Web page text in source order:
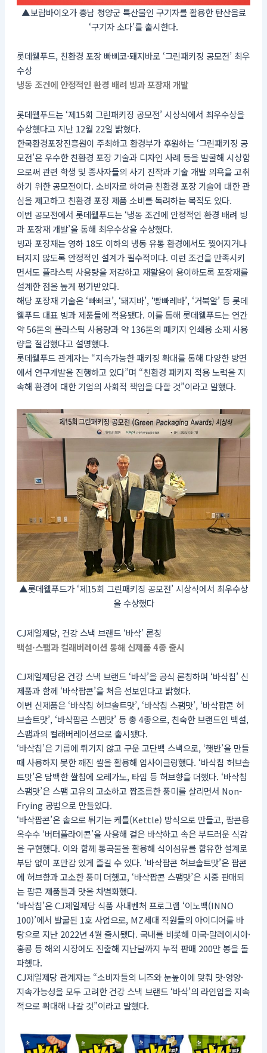
▲보람바이오가 충남 청양군 특산물인 구기자를 활용한 탄산음료
‘구기자 소다’를 출시한다.
롯데웰푸드, 친환경 포장 빠삐코·돼지바로 ‘그린패키징 공모전’ 최우
수상
냉동 조건에 안정적인 환경 배려 빙과 포장재 개발
롯데웰푸드는 ‘제15회 그린패키징 공모전’ 시상식에서 최우수상을
수상했다고 지난 12월 22일 밝혔다.
한국환경포장진흥원이 주최하고 환경부가 후원하는 ‘그린패키징 공
모전’은 우수한 친환경 포장 기술과 디자인 사례 등을 발굴해 시상함
으로써 관련 학생 및 종사자들의 사기 진작과 기술 개발 의욕을 고취
하기 위한 공모전이다. 소비자로 하여금 친환경 포장 기술에 대한 관
심을 제고하고 친환경 포장 제품 소비를 독려하는 목적도 있다.
이번 공모전에서 롯데웰푸드는 ‘냉동 조건에 안정적인 환경 배려 빙
과 포장재 개발’을 통해 최우수상을 수상했다.
빙과 포장재는 영하 18도 이하의 냉동 유통 환경에서도 찢어지거나
터지지 않도록 안정적인 설계가 필수적이다. 이런 조건을 만족시키
면서도 플라스틱 사용량을 저감하고 재활용이 용이하도록 포장재를
설계한 점을 높게 평가받았다.
해당 포장재 기술은 ‘빠삐코’, ‘돼지바’, ‘빵빠레바’, ‘거북알’ 등 롯데
웰푸드 대표 빙과 제품들에 적용됐다. 이를 통해 롯데웰푸드는 연간
약 56톤의 플라스틱 사용량과 약 136톤의 패키지 인쇄용 소재 사용
량을 절감했다고 설명했다.
롯데웰푸드 관계자는 “지속가능한 패키징 확대를 통해 다양한 방면
에서 연구개발을 진행하고 있다”며 “친환경 패키지 적용 노력을 지
속해 환경에 대한 기업의 사회적 책임을 다할 것”이라고 말했다.
▲롯데웰푸드가 ‘제15회 그린패키징 공모전’ 시상식에서 최우수상
을 수상했다
CJ제일제당, 건강 스낵 브랜드 ‘바삭’ 론칭
백설·스팸과 컬래버레이션 통해 신제품 4종 출시
CJ제일제당은 건강 스낵 브랜드 ‘바삭’을 공식 론칭하며 ‘바삭칩’ 신
제품과 함께 ‘바삭팝콘’을 처음 선보인다고 밝혔다.
이번 신제품은 ‘바삭칩 허브솔트맛’, ‘바삭칩 스팸맛’, ‘바삭팝콘 허
브솔트맛’, ‘바삭팝콘 스팸맛’ 등 총 4종으로, 친숙한 브랜드인 백설,
스팸과의 컬래버레이션으로 출시됐다.
‘바삭칩’은 기름에 튀기지 않고 구운 고단백 스낵으로, ‘햇반’을 만들
때 사용하지 못한 깨진 쌀을 활용해 업사이클링했다. ‘바삭칩 허브솔
트맛’은 담백한 쌀칩에 오레가노, 타임 등 허브향을 더했다. ‘바삭칩
스팸맛’은 스팸 고유의 고소하고 짭조름한 풍미를 살리면서 Non-
Frying 공법으로 만들었다.
‘바삭팝콘’은 솥으로 튀기는 케틀(Kettle) 방식으로 만들고, 팝콘용
옥수수 ‘버터플라이콘’을 사용해 겉은 바삭하고 속은 부드러운 식감
을 구현했다. 이와 함께 통곡물을 활용해 식이섬유를 함유한 설계로
부담 없이 포만감 있게 즐길 수 있다. ‘바삭팝콘 허브솔트맛’은 팝콘
에 허브향과 고소한 풍미 더했고, ‘바삭팝콘 스팸맛’은 시중 판매되
는 팝콘 제품들과 맛을 차별화했다.
‘바삭칩’은 CJ제일제당 식품 사내벤처 프로그램 ‘이노백(INNO
100)’에서 발굴된 1호 사업으로, MZ세대 직원들의 아이디어를 바
탕으로 지난 2022년 4월 출시됐다. 국내를 비롯해 미국·말레이시아·
홍콩 등 해외 시장에도 진출해 지난달까지 누적 판매 200만 봉을 돌
파했다.
CJ제일제당 관계자는 “소비자들의 니즈와 눈높이에 맞춰 맛·영양·
지속가능성을 모두 고려한 건강 스낵 브랜드 ‘바삭’의 라인업을 지속
적으로 확대해 나갈 것”이라고 말했다.